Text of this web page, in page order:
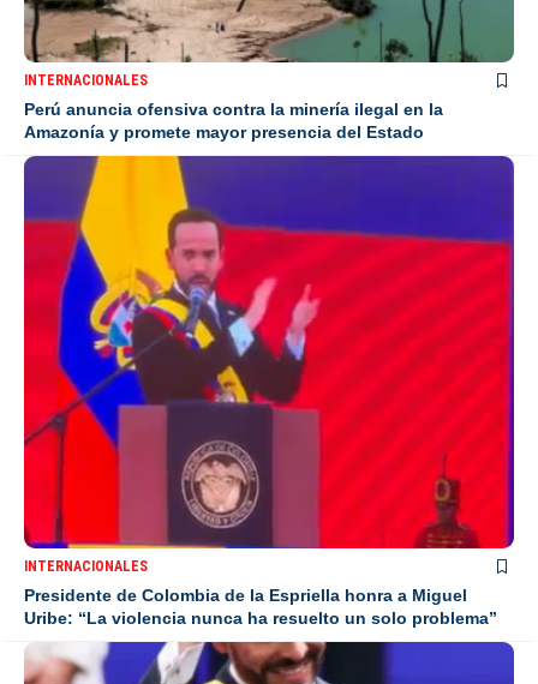
INTERNACIONALES
Perú anuncia ofensiva contra la minería ilegal en la
Amazonía y promete mayor presencia del Estado
INTERNACIONALES
Presidente de Colombia de la Espriella honra a Miguel
Uribe: “La violencia nunca ha resuelto un solo problema”